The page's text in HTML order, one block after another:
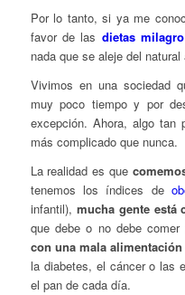
Por lo tanto, si ya me
favor de las dietas
nada que se aleje del
Vivimos en una sociedad
muy poco tiempo y por
excepción. Ahora, algo tan
más complicado que nunca.
La realidad es que
tenemos los índices de
infantil), mucha gente está
que debe o no debe
con una mala alimentación
la diabetes, el cáncer o las
el pan de cada día.